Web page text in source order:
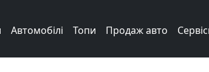
Автомобілі Топи Продаж авто